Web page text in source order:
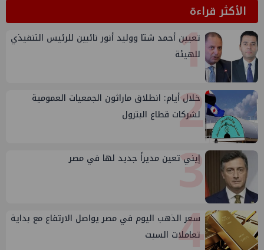
الأكثر قراءة1
تعيين أحمد شتا ووليد أنور نائبين للرئيس التنفيذي
للهيئة
2
خلال أيام: انطلاق ماراثون الجمعيات العمومية
لشركات قطاع البترول
3
إيني تعين مديراً جديد لها في مصر
4
سعر الذهب اليوم في مصر يواصل الارتفاع مع بداية
تعاملات السبت